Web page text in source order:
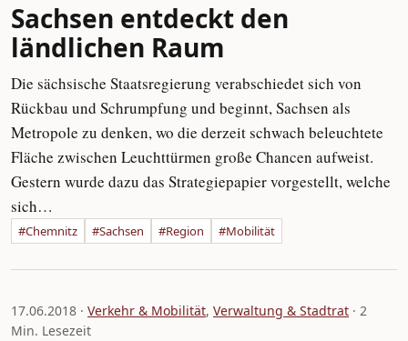
Sachsen entdeckt den
ländlichen Raum
Die sächsische Staatsregierung verabschiedet sich von
Rückbau und Schrumpfung und beginnt, Sachsen als
Metropole zu denken, wo die derzeit schwach beleuchtete
Fläche zwischen Leuchttürmen große Chancen aufweist.
Gestern wurde dazu das Strategiepapier vorgestellt, welche
sich…
#Chemnitz #Sachsen #Region #Mobilität
17.06.2018 · Verkehr & Mobilität, Verwaltung & Stadtrat · 2
Min. Lesezeit